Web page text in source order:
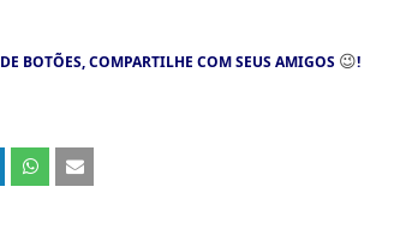
BOTÕES, COMPARTILHE COM SEUS AMIGOS 😉!